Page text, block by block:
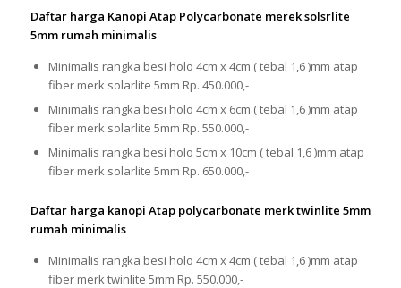
Daftar harga Kanopi Atap Polycarbonate merek solsrlite
5mm rumah minimalis
Minimalis rangka besi holo 4cm x 4cm ( tebal 1,6 )mm atap
fiber merk solarlite 5mm Rp. 450.000,-
Minimalis rangka besi holo 4cm x 6cm ( tebal 1,6 )mm atap
fiber merk solarlite 5mm Rp. 550.000,-
Minimalis rangka besi holo 5cm x 10cm ( tebal 1,6 )mm atap
fiber merk solarlite 5mm Rp. 650.000,-
Daftar harga kanopi Atap polycarbonate merk twinlite 5mm
rumah minimalis
Minimalis rangka besi holo 4cm x 4cm ( tebal 1,6 )mm atap
fiber merk twinlite 5mm Rp. 550.000,-